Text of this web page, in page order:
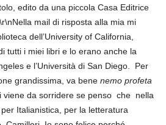
edito da una piccola Casa Editrice
mail di risposta alla mia mi
dell’University of California,
tutti i miei libri e lo erano anche la
e l’Università di San Diego. Per
grandissima, va bene nemo profeta
viene da sorridere se penso che nella
Italianistica, per la letteratura